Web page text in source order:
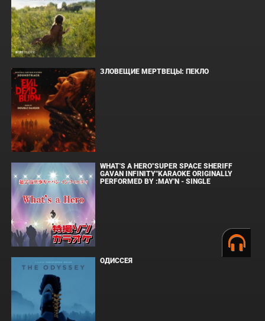
ЗЛОВЕЩИЕ МЕРТВЕЦЫ: ПЕКЛО
WHAT'S A HERO"SUPER SPACE SHERIFF
GAVAN INFINITY"KARAOKE ORIGINALLY
PERFORMED BY :MAY'N - SINGLE
ОДИССЕЯ